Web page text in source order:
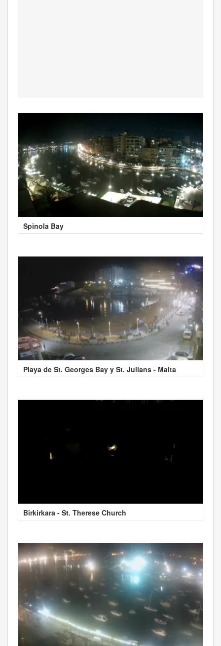
Spinola Bay
Playa de St. Georges Bay y St. Julians - Malta
Birkirkara - St. Therese Church